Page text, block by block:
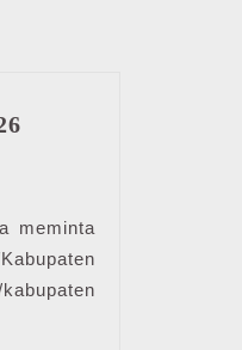
|
MyIndiHome
2026
meminta